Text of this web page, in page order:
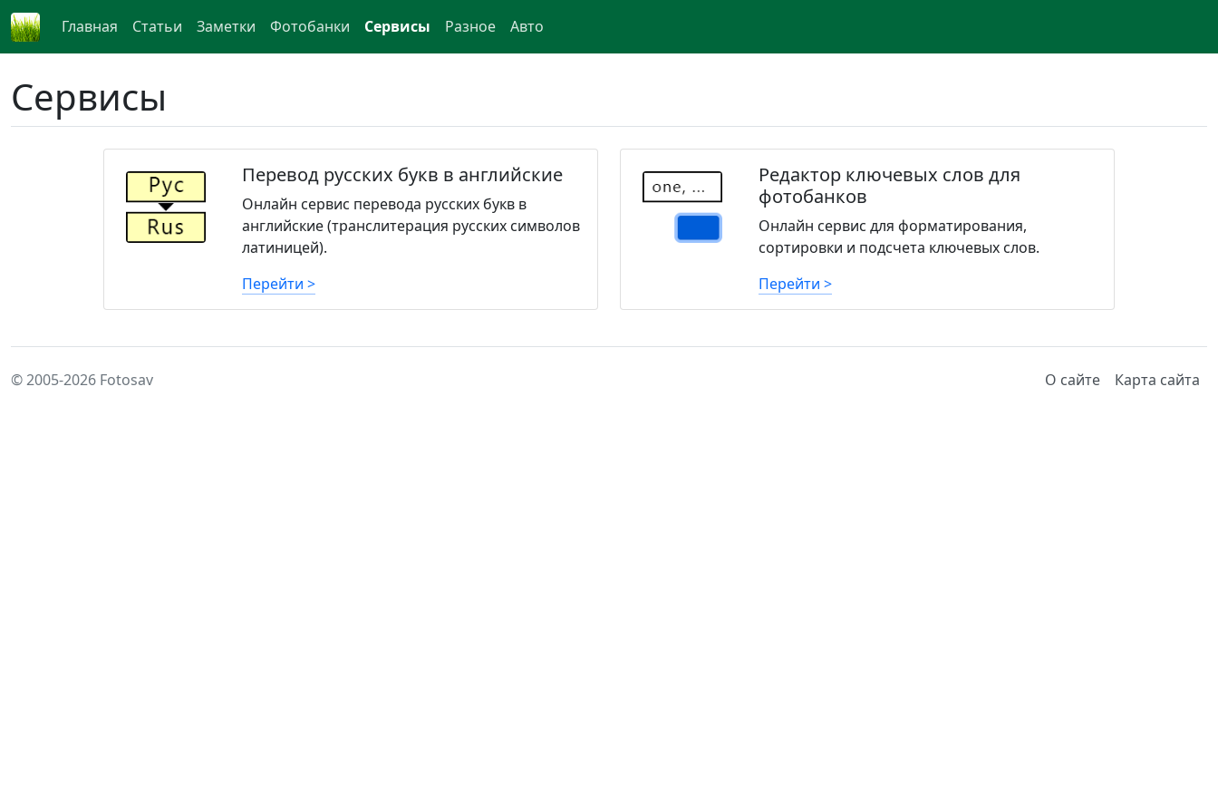
Главная Статьи Заметки Фотобанки Сервисы Разное Авто
Сервисы
Перевод русских букв в английские
Онлайн сервис перевода русских букв в
английские (транслитерация русских символов
латиницей).
Перейти >
Редактор ключевых слов для
фотобанков
Онлайн сервис для форматирования,
сортировки и подсчета ключевых слов.
Перейти >
© 2005-2026 Fotosav О сайте Карта сайта